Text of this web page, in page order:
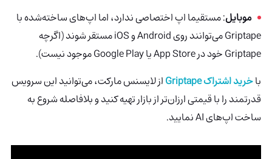
موبایل: مستقیما اپ اختصاصی ندارد، اما اپ‌های ساخته‌شده با
Griptape می‌توانند روی Android و iOS مستقر شوند (اگرچه
Griptape خود در App Store یا Google Play موجود نیست).
باخرید اشتراک Griptape
از لایسنس مارکت، می‌توانید این سرویس
قدرتمند را با قیمتی ارزان‌تر از بازار تهیه کنید و بلافاصله شروع به
ساخت اپ‌های AI نمایید.